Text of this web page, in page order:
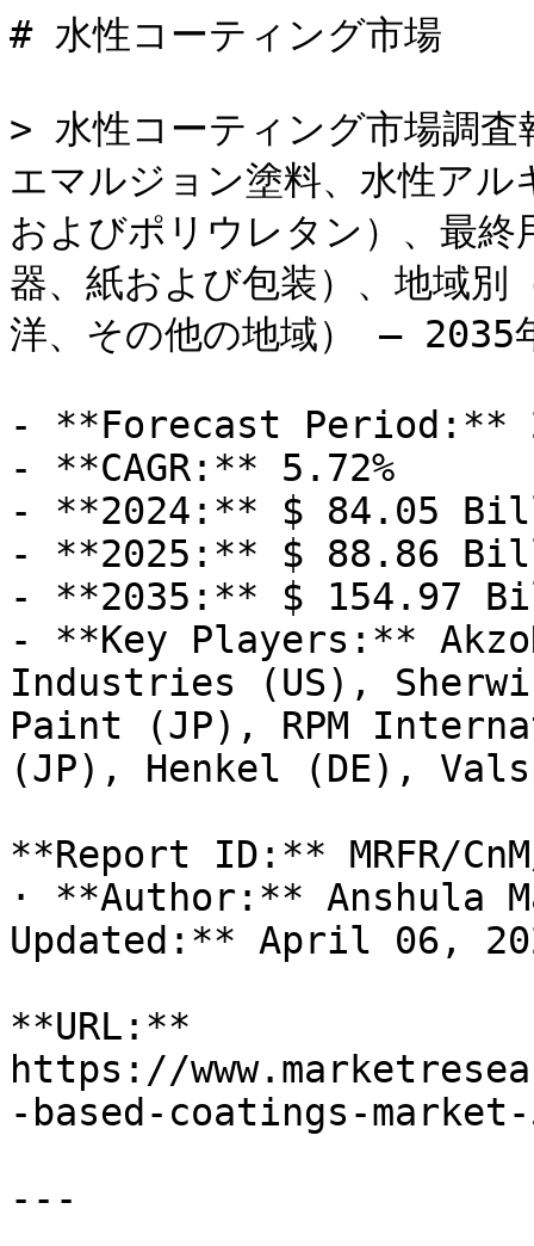
# 水性コーティング市場
> 水性コーティング市場調
エマルジョン塗料、水性ア
およびポリウレタン）、最終
器、紙および包装）、地域別
洋、その他の地域） – 2035
- **Forecast Period:**
- **CAGR:** 5.72%
- **2024:** $ 84.05
- **2025:** $ 88.86
- **2035:** $ 154.97
- **Key Players:**
Industries (US),
Paint (JP), RPM
(JP), Henkel (DE),
**Report ID:** MRFR/
· **Author:** Anshula
Updated:** April 06,
**URL:**
https://
-based-coatings-market-
---